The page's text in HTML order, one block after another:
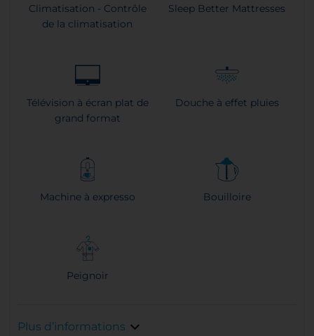
Climatisation - Contrôle
de la climatisation
Sleep Better Mattresses
Télévision à écran plat de
grand format
Douche à effet pluies
Machine à expresso Bouilloire
Peignoir
Plus d’informations